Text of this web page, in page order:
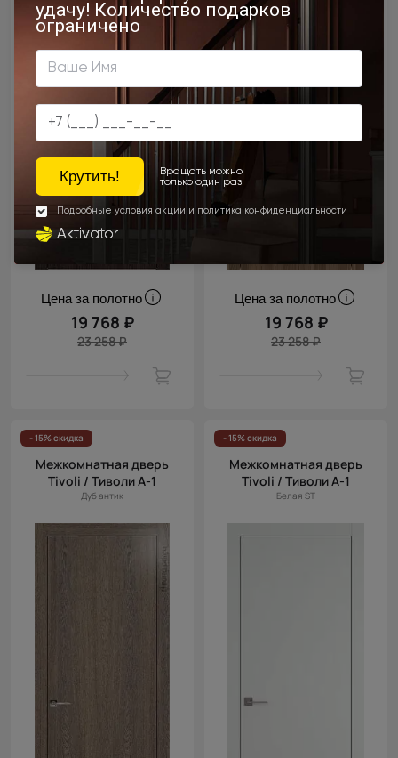
Цена за полотно
19 768 ₽
23 258 ₽
Цена за полотно
19 768 ₽
23 258 ₽
- 15% скидка
Межкомнатная дверь
Tivoli / Тиволи А-1
Дуб антик
- 15% скидка
Межкомнатная дверь
Tivoli / Тиволи А-1
Белая ST